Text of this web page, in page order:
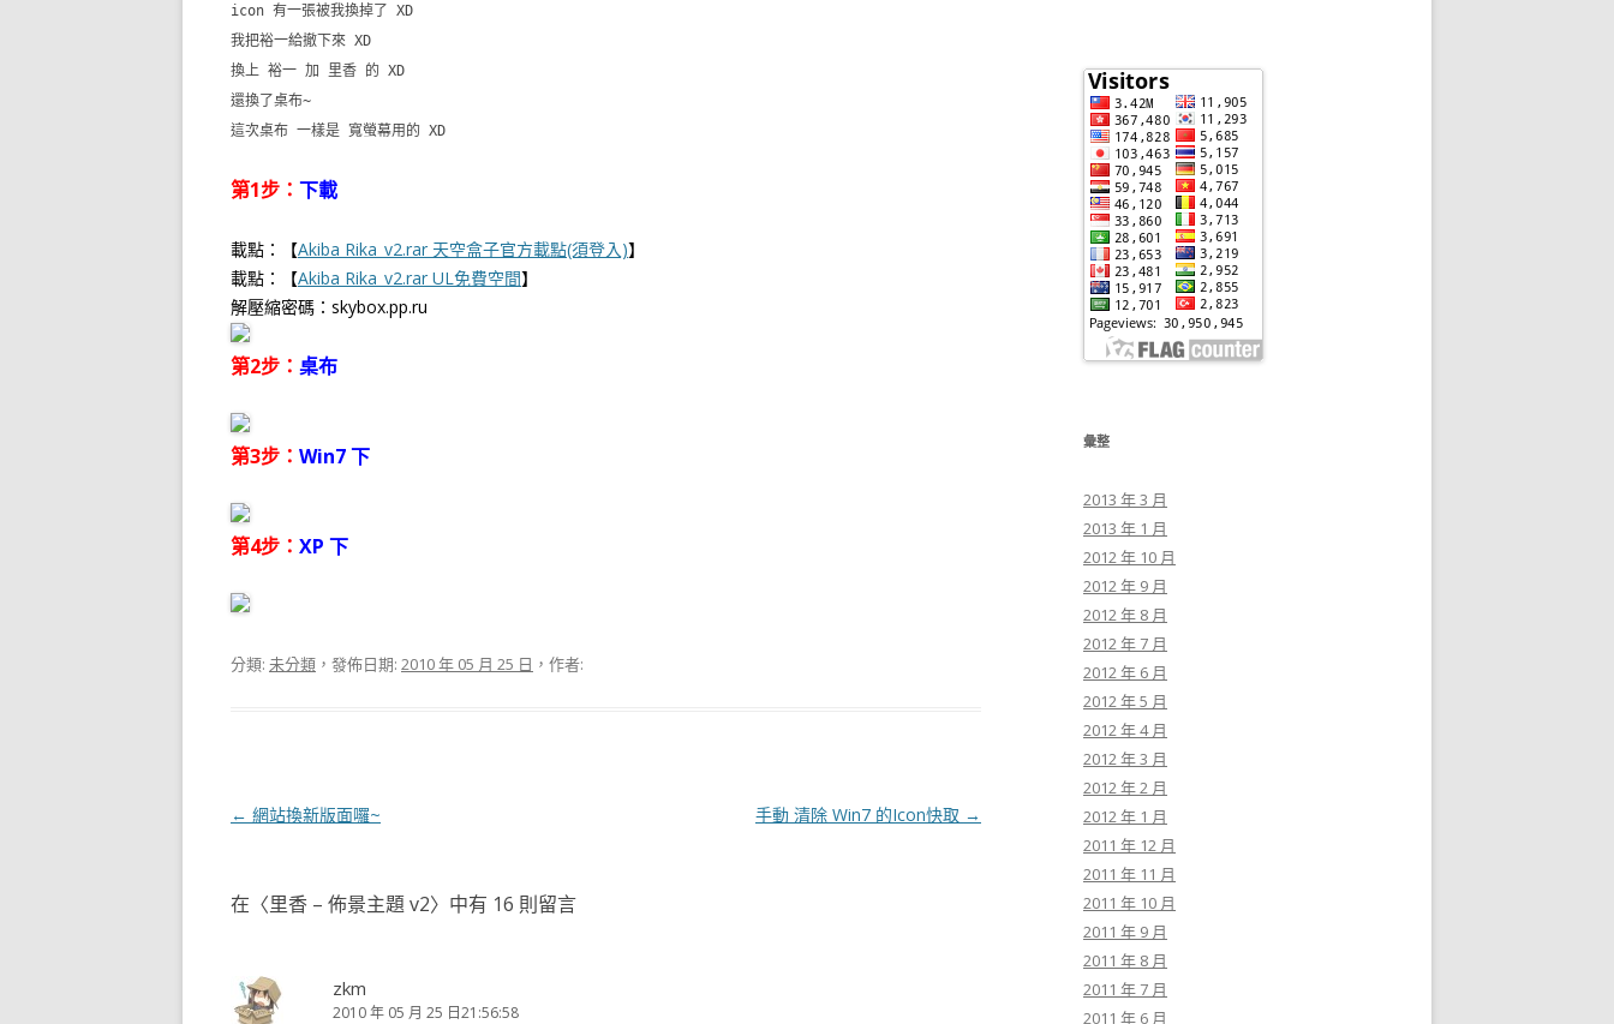
icon 有一張被我換掉了 XD
我把裕一給撤下來 XD
換上 裕一 加 里香 的 XD
還換了桌布~
這次桌布 一樣是 寬螢幕用的 XD
第1步： 下載
載點：【Akiba Rika_v2.rar 天空盒子官方載點(須登入)】
載點：【Akiba Rika_v2.rar UL免費空間】
解壓縮密碼：skybox.pp.ru
第2步： 桌布
第3步： Win7 下
第4步： XP 下
分類: 未分類 ，發佈日期: 2010 年 05 月 25 日 ，作者:
文
覽
← 網站換新版面囉~ 手動 清除 Win7 的Icon快取 →
在〈里香 – 佈景主題 v2〉中有 16 則留言
zkm
2010 年 05 月 25 日21:56:58
彙整
2013 年 3 月
2013 年 1 月
2012 年 10 月
2012 年 9 月
2012 年 8 月
2012 年 7 月
2012 年 6 月
2012 年 5 月
2012 年 4 月
2012 年 3 月
2012 年 2 月
2012 年 1 月
2011 年 12 月
2011 年 11 月
2011 年 10 月
2011 年 9 月
2011 年 8 月
2011 年 7 月
2011 年 6 月